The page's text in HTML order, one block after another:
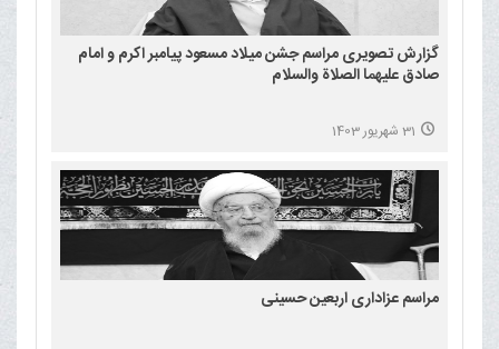
گزارش تصویری مراسم جشن میلاد مسعود پیامبر اکرم و امام
صادق علیهما الصلاة والسلام
31 شهریور 1403
مراسم عزاداری اربعین حسینی